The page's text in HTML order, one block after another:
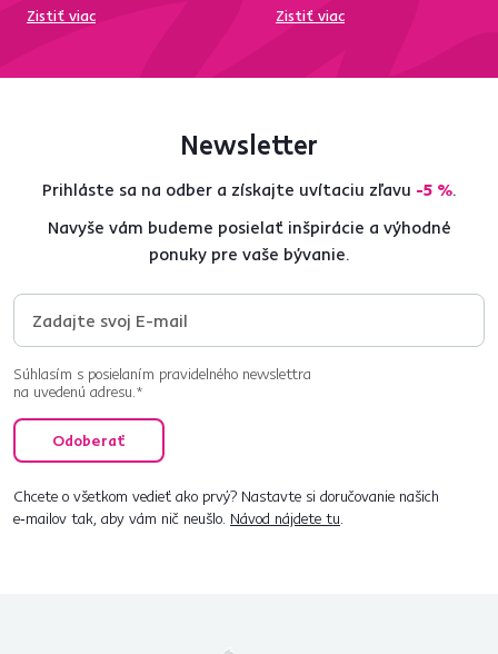
Zistiť viac
Zistiť viac
Newsletter
Prihláste sa na odber a získajte uvítaciu zľavu -5 %.
Navyše vám budeme posielať inšpirácie a výhodné
ponuky pre vaše bývanie.
Súhlasím s posielaním pravidelného newslettra
na uvedenú adresu.*
Odoberať
Chcete o všetkom vedieť ako prvý? Nastavte si doručovanie našich
e‑mailov tak, aby vám nič neušlo. Návod nájdete tu.